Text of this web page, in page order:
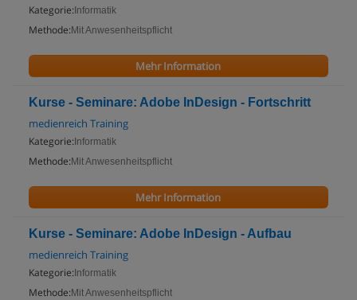
Kategorie: Informatik
Methode: Mit Anwesenheitspflicht
Mehr Information
Kurse - Seminare: Adobe InDesign - Fortschritt
medienreich Training
Kategorie: Informatik
Methode: Mit Anwesenheitspflicht
Mehr Information
Kurse - Seminare: Adobe InDesign - Aufbau
medienreich Training
Kategorie: Informatik
Methode: Mit Anwesenheitspflicht